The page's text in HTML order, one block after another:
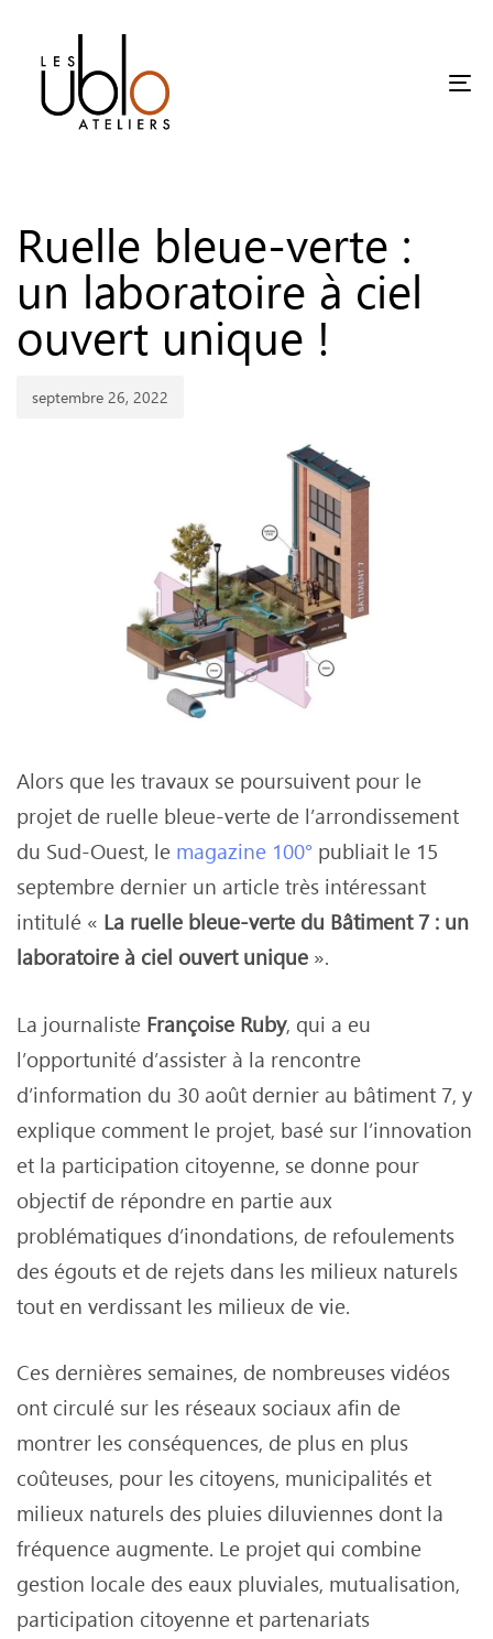
Ruelle bleue-verte :
un laboratoire à ciel
ouvert unique !
septembre 26, 2022
Alors que les travaux se poursuivent pour le
projet de ruelle bleue-verte de l’arrondissement
du Sud-Ouest, le magazine 100° publiait le 15
septembre dernier un article très intéressant
intitulé « La ruelle bleue-verte du Bâtiment 7 : un
laboratoire à ciel ouvert unique ».
La journaliste Françoise Ruby, qui a eu
l’opportunité d’assister à la rencontre
d’information du 30 août dernier au bâtiment 7, y
explique comment le projet, basé sur l’innovation
et la participation citoyenne, se donne pour
objectif de répondre en partie aux
problématiques d’inondations, de refoulements
des égouts et de rejets dans les milieux naturels
tout en verdissant les milieux de vie.
Ces dernières semaines, de nombreuses vidéos
ont circulé sur les réseaux sociaux afin de
montrer les conséquences, de plus en plus
coûteuses, pour les citoyens, municipalités et
milieux naturels des pluies diluviennes dont la
fréquence augmente. Le projet qui combine
gestion locale des eaux pluviales, mutualisation,
participation citoyenne et partenariats